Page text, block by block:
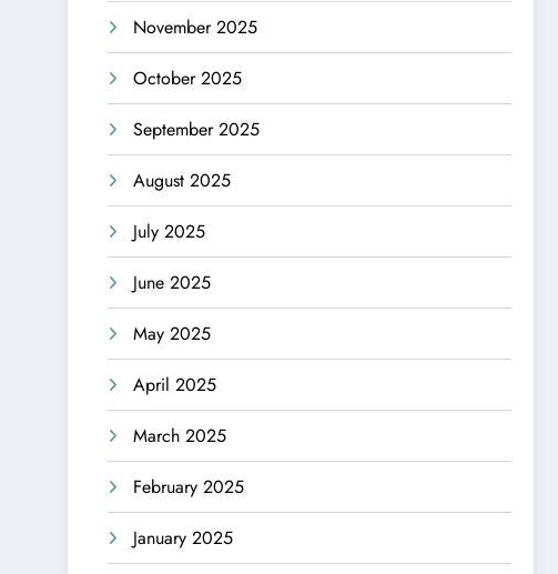
November 2025
October 2025
September 2025
August 2025
July 2025
June 2025
May 2025
April 2025
March 2025
February 2025
January 2025